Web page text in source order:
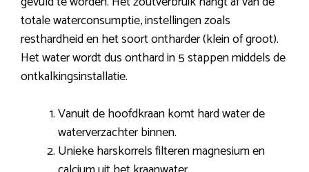
totale waterconsumptie, instellingen zoals
resthardheid en het soort ontharder (klein of groot).
Het water wordt dus onthard in 5 stappen middels de
ontkalkingsinstallatie.
Vanuit de hoofdkraan komt hard water de
waterverzachter binnen.
Unieke harskorrels filteren magnesium en